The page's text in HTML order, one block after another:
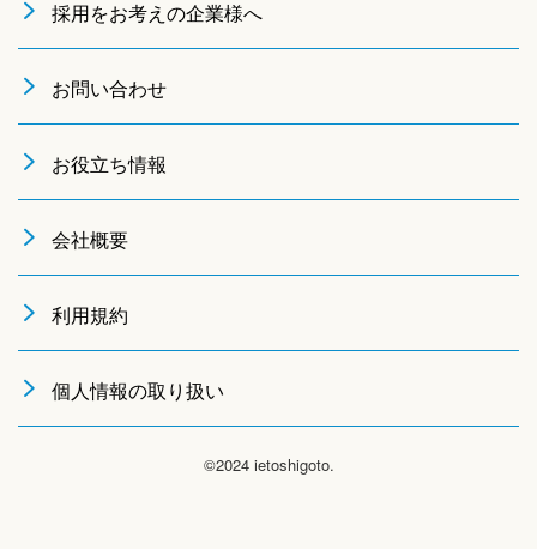
採用をお考えの企業様へ
お問い合わせ
お役立ち情報
会社概要
利用規約
個人情報の取り扱い
©2024 ietoshigoto.